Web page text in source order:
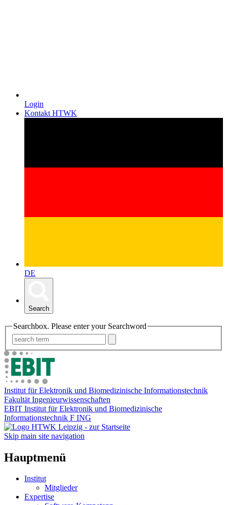
Login
Kontakt HTWK
DE
Search
Searchbox. Please enter your Searchword
Institut für Elektronik und Biomedizinische Informationstechnik
Fakultät Ingenieurwissenschaften
EBIT Institut für Elektronik und Biomedizinische
Informationstechnik F ING
Skip main site navigation
Hauptmenü
Institut
Mitglieder
Expertise